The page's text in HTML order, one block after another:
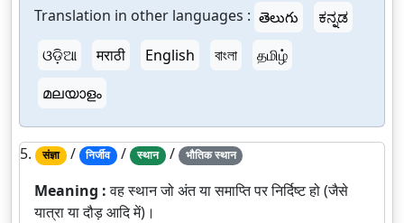
Translation in other languages : తెలుగు
ಕನ್ನಡ
ଓଡ଼ିଆ
मराठी English বাংলা
தமிழ்
മലയാളം
5. संज्ञा / निर्जीव / स्थान / भौतिक स्थान
Meaning :वह स्थान जो अंत या समाप्ति पर निर्दिष्ट हो (जैसे
यात्रा या दौड़ आदि में)।